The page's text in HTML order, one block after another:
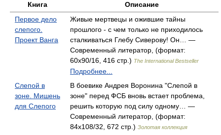
Книга
Описание
Первое дело
слепого.
Проект Ванга
Живые мертвецы и ожившие тайны
прошлого - с чем только не приходилось
сталкиваться Глебу Сиверову! Он… —
Современный литератор, (формат:
60x90/16, 416 стр.) The International Bestseller
Подробнее...
Слепой в
зоне. Мишень
для Слепого
В боевике Андрея Воронина "Слепой в
зоне" перед ФСБ вновь встает проблема,
решить которую под силу одному… —
Современный литератор, (формат:
84x108/32, 672 стр.) Золотая коллекция